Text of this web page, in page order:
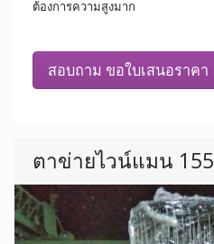
ต้องการความสูงมาก
สอบถาม ขอใบเสนอราคา
ตาข่ายไวน์แมน 155